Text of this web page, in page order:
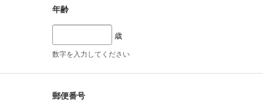
年齢
歳
数字を入力してください
郵便番号